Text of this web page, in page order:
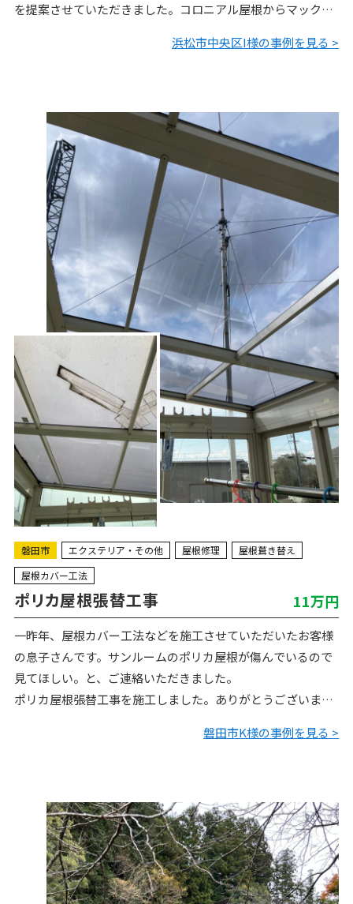
を提案させていただきました。コロニアル屋根からマックス
浜松市中央区I様の事例を見る >
磐田市 エクステリア・その他 屋根修理
屋根葺き替え
屋根カバー工法
ポリカ屋根張替工事 11万円
一昨年、屋根カバー工法などを施工させていただいたお客様
の息子さんです。サンルームのポリカ屋根が傷んでいるので
見てほしい。と、ご連絡いただきました。
ポリカ屋根張替工事を施工しました。ありがとうございまし
磐田市K様の事例を見る >